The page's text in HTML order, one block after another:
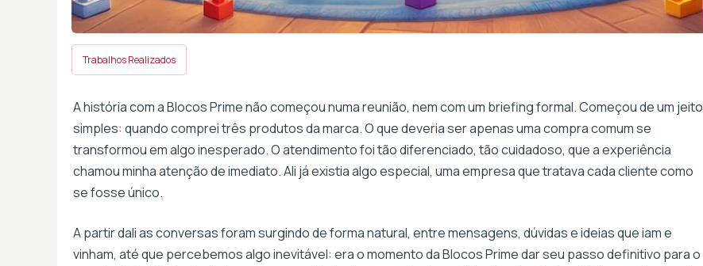
Trabalhos Realizados
A história com a Blocos Prime não começou numa reunião, nem com um briefing formal. Começou de um jeito
simples: quando comprei três produtos da marca. O que deveria ser apenas uma compra comum se
transformou em algo inesperado. O atendimento foi tão diferenciado, tão cuidadoso, que a experiência
chamou minha atenção de imediato. Ali já existia algo especial, uma empresa que tratava cada cliente como
se fosse único.
A partir dali as conversas foram surgindo de forma natural, entre mensagens, dúvidas e ideias que iam e
vinham, até que percebemos algo inevitável: era o momento da Blocos Prime dar seu passo definitivo para o